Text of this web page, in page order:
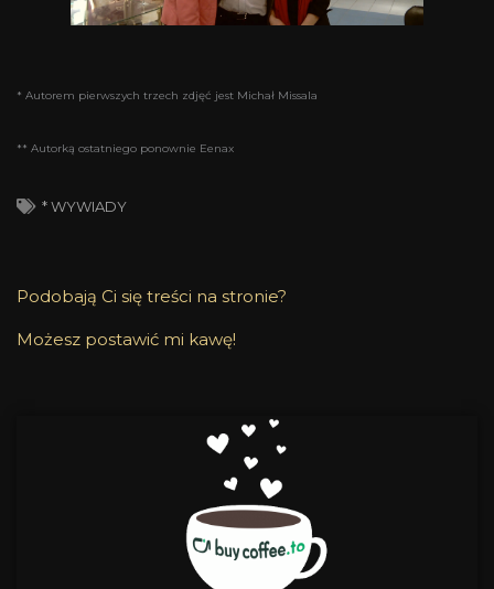
* Autorem pierwszych trzech zdjęć jest Michał Missala
** Autorką ostatniego ponownie Eenax
* WYWIADY
Podobają Ci się treści na stronie?
Możesz postawić mi kawę!